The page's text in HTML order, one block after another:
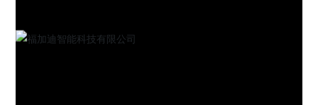
联系我们